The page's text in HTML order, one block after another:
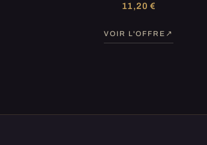
11,20 €
VOIR L'OFFRE